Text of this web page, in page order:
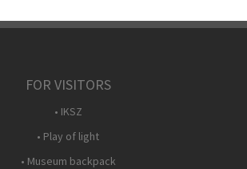
FOR VISITORS
• IKSZ
• Play of light
• Museum backpack